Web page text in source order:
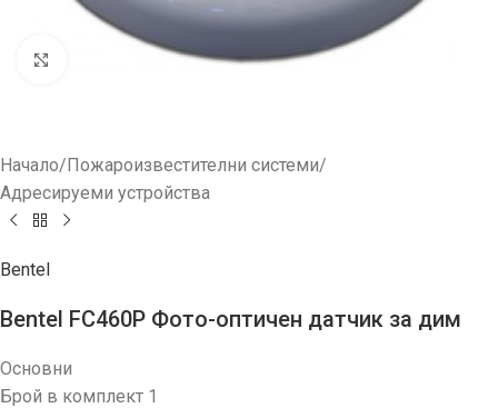
Начало/Пожароизвестителни системи/
Адресируеми устройства
Bentel
Bentel FC460P Фото-оптичен датчик за дим
Основни
Брой в комплект 1